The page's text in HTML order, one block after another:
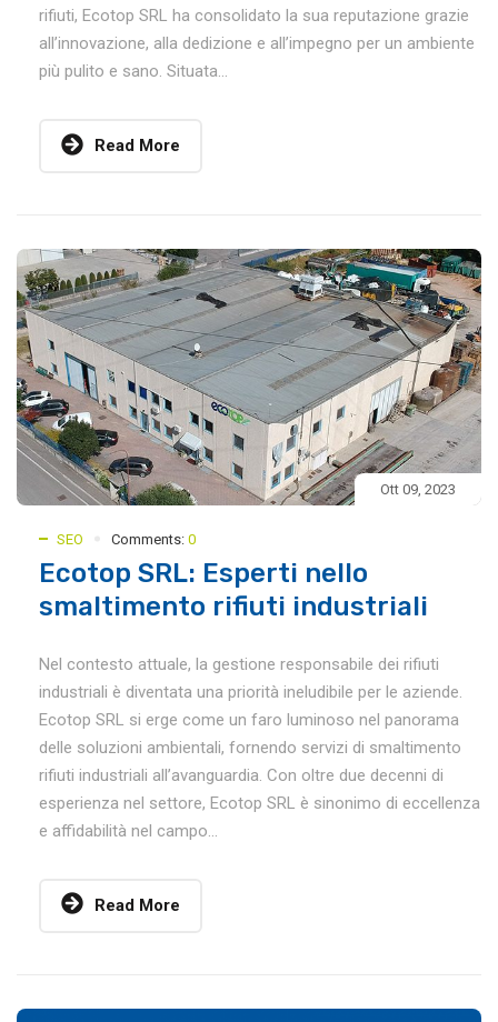
rifiuti, Ecotop SRL ha consolidato la sua reputazione grazie
all’innovazione, alla dedizione e all’impegno per un ambiente
più pulito e sano. Situata...
Read More
Ott 09, 2023
SEO Comments: 0
Ecotop SRL: Esperti nello
smaltimento rifiuti industriali
Nel contesto attuale, la gestione responsabile dei rifiuti
industriali è diventata una priorità ineludibile per le aziende.
Ecotop SRL si erge come un faro luminoso nel panorama
delle soluzioni ambientali, fornendo servizi di smaltimento
rifiuti industriali all’avanguardia. Con oltre due decenni di
esperienza nel settore, Ecotop SRL è sinonimo di eccellenza
e affidabilità nel campo...
Read More